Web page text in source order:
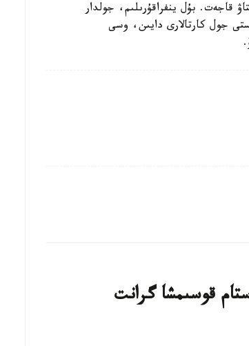
قاجەت. بۇل ينفراقۇرىلىم، جولدار
جول كارتالارى دايىن، وسى
تالاپكەرلەرگە 2 مىڭنان استام قوسىمشا گرانت